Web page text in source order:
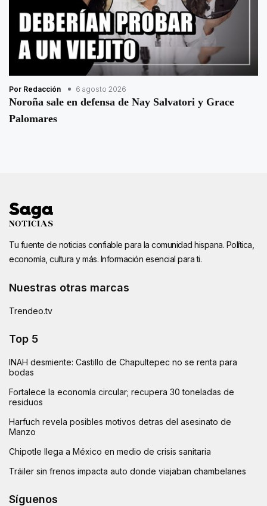
Por Redacción 6 agosto 2026
Noroña sale en defensa de Nay Salvatori y Grace
Palomares
Tu fuente de noticias confiable para la comunidad hispana. Política,
economía, cultura y más. Información esencial para ti.
Nuestras otras marcas
Trendeo.tv
Top 5
INAH desmiente: Castillo de Chapultepec no se renta para
bodas
Fortalece la economía circular; recupera 30 toneladas de
residuos
Harfuch revela posibles motivos detras del asesinato de
Manzo
Chipotle llega a México en medio de crisis sanitaria
Tráiler sin frenos impacta auto donde viajaban chambelanes
Síguenos